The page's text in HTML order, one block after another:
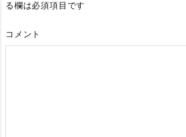
る欄は必須項目です
コメント